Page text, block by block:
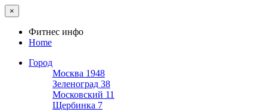
×
Фитнес инфо
Home
Город
Москва 1948
Зеленоград 38
Московский 11
Щербинка 7